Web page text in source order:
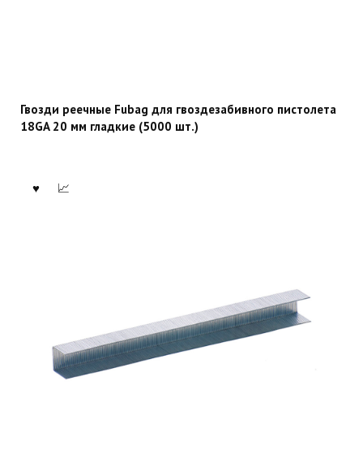
Гвозди реечные Fubag для гвоздезабивного пистолета
18GA 20 мм гладкие (5000 шт.)